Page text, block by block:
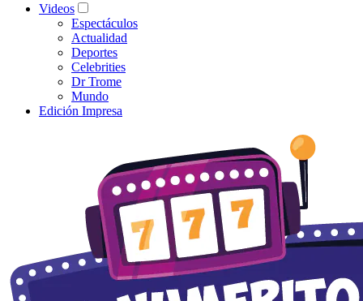
Videos
Espectáculos
Actualidad
Deportes
Celebrities
Dr Trome
Mundo
Edición Impresa